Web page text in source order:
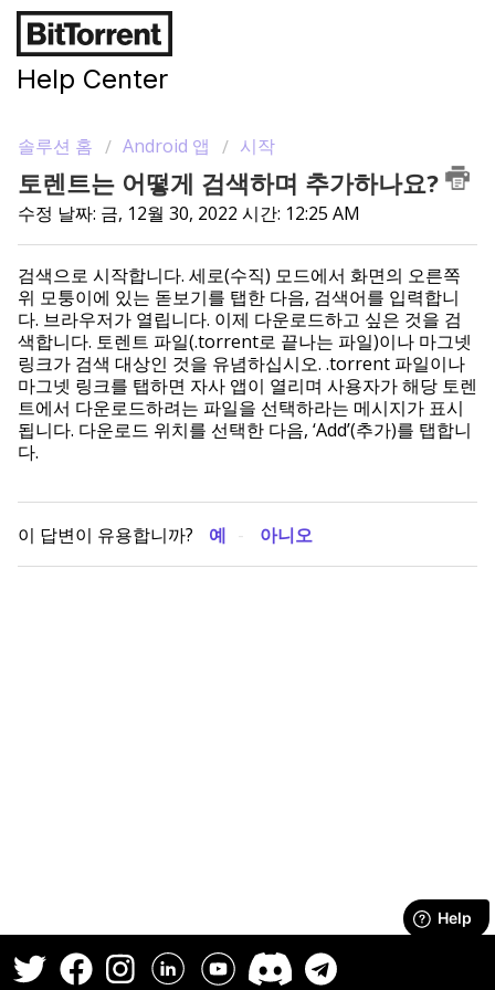
Help Center
솔루션 홈 Android 앱 시작
토렌트는 어떻게 검색하며 추가하나요?
수정 날짜: 금, 12월 30, 2022 시간: 12:25 AM
검색으로 시작합니다. 세로(수직) 모드에서 화면의 오른쪽
위 모퉁이에 있는 돋보기를 탭한 다음, 검색어를 입력합니
다. 브라우저가 열립니다. 이제 다운로드하고 싶은 것을 검
색합니다. 토렌트 파일(.torrent로 끝나는 파일)이나 마그넷
링크가 검색 대상인 것을 유념하십시오. .torrent 파일이나
마그넷 링크를 탭하면 자사 앱이 열리며 사용자가 해당 토렌
트에서 다운로드하려는 파일을 선택하라는 메시지가 표시
됩니다. 다운로드 위치를 선택한 다음, ‘Add’(추가)를 탭합니
다.
이 답변이 유용합니까? 예 아니오